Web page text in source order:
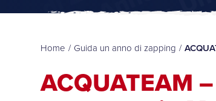
Home / Guida un anno di zapping /
ACQUATEAM